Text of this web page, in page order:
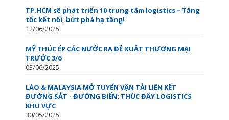
TP.HCM sẽ phát triển 10 trung tâm logistics – Tăng
tốc kết nối, bứt phá hạ tầng!
12/06/2025
MỸ THÚC ÉP CÁC NƯỚC RA ĐỀ XUẤT THƯƠNG MẠI
TRƯỚC 3/6
03/06/2025
LÀO & MALAYSIA MỞ TUYẾN VẬN TẢI LIÊN KẾT
ĐƯỜNG SẮT - ĐƯỜNG BIỂN: THÚC ĐẨY LOGISTICS
KHU VỰC
30/05/2025